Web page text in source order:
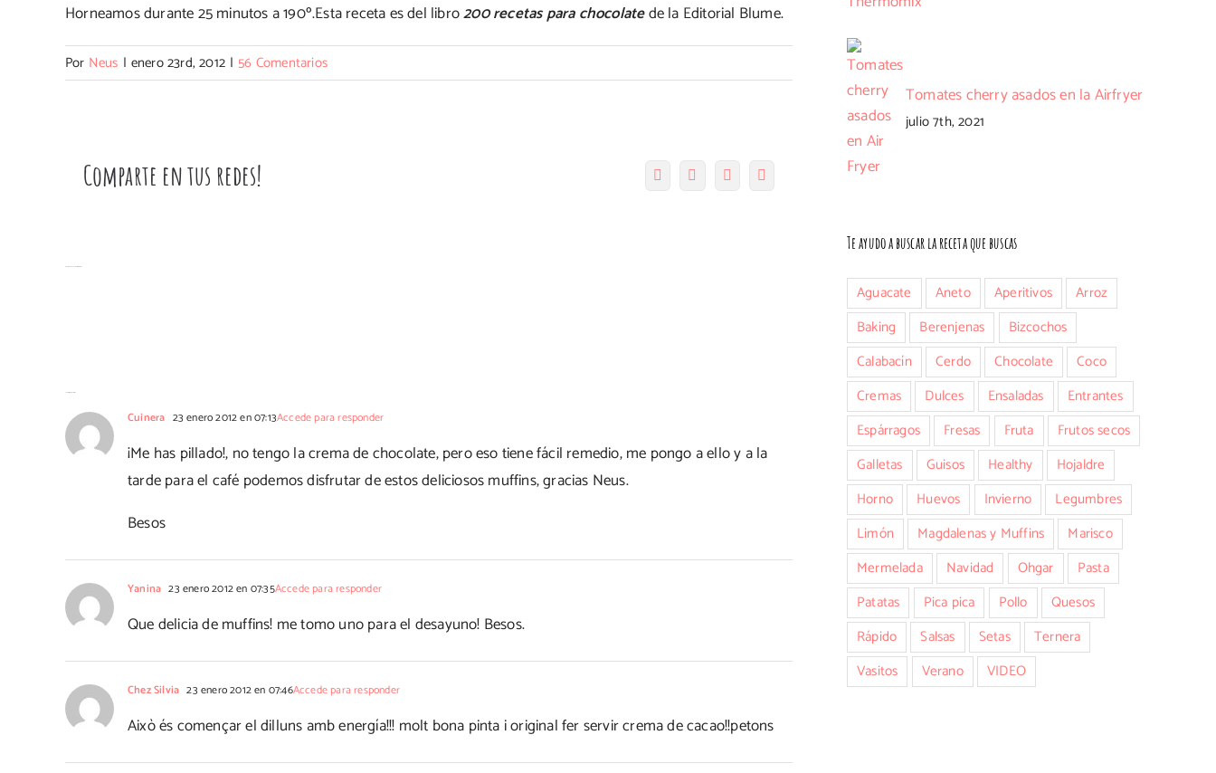
Horneamos durante 25 minutos a 190º.Esta receta es del libro200 recetas para chocolatede la Editorial Blume.
Por Neus | enero 23rd, 2012 | 56 Comentarios
Comparte en tus redes! FacebookTwitter Pinterest
electrónico
Cuinera 23 enero 2012 en 07:13Accede para responder
¡Me has pillado!, no tengo la crema de chocolate, pero eso tiene fácil remedio, me pongo a ello y a la
tarde para el café podemos disfrutar de estos deliciosos muffins, gracias Neus.
Besos
Yanina 23 enero 2012 en 07:35Accede para responder
Que delicia de muffins! me tomo uno para el desayuno! Besos.
Chez Silvia 23 enero 2012 en 07:46Accede para responder
Això és començar el dilluns amb energía!!! molt bona pinta i original fer servir crema de cacao!!petons
Tomates cherry asados en la Airfryer
julio 7th, 2021
Te ayudo a buscar la receta que buscas
Aguacate Aneto Aperitivos
Arroz
Baking
Berenjenas
Bizcochos
Calabacín
Cerdo Chocolate
Coco
Cremas
Dulces Ensaladas
Entrantes
Espárragos
Fresas Fruta
Frutos secos
Galletas
Guisos Healthy
Hojaldre
Horno
Huevos Invierno
Legumbres
Limón
Magdalenas y Muffins
Marisco
Mermelada
Navidad Ohgar
Pasta
Patatas
Pica pica Pollo
Quesos
Rápido
Salsas Setas
Ternera
Vasitos
Verano VIDEO